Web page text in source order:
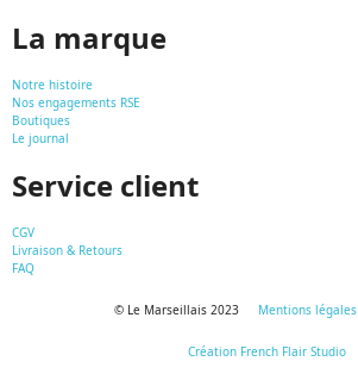
La marque
Notre histoire
Nos engagements RSE
Boutiques
Le journal
Service client
CGV
Livraison & Retours
FAQ
© Le Marseillais 2023 Mentions légales
Création French Flair Studio